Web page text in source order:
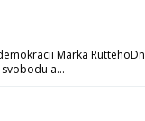
Marka
a...